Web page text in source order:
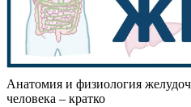
Анатомия и физиология
человека – кратко